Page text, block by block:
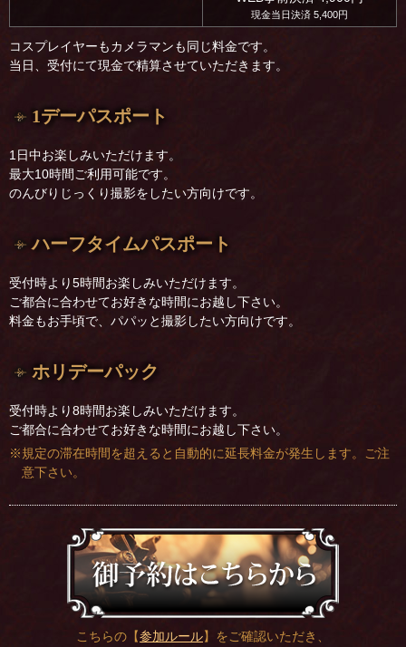
現金当日決済 5,400円
コスプレイヤーもカメラマンも同じ料金です。
当日、受付にて現金で精算させていただきます。
1デーパスポート
1日中お楽しみいただけます。
最大10時間ご利用可能です。
のんびりじっくり撮影をしたい方向けです。
ハーフタイムパスポート
受付時より5時間お楽しみいただけます。
ご都合に合わせてお好きな時間にお越し下さい。
料金もお手頃で、パパッと撮影したい方向けです。
ホリデーパック
受付時より8時間お楽しみいただけます。
ご都合に合わせてお好きな時間にお越し下さい。
※規定の滞在時間を超えると自動的に延長料金が発生します。ご注
意下さい。
こちらの【参加ルール】をご確認いただき、